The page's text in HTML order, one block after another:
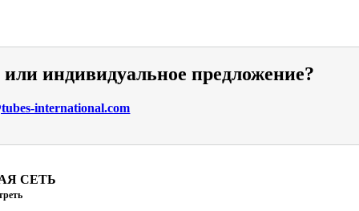
индивидуальное предложение?
international.com
СЕТЬ